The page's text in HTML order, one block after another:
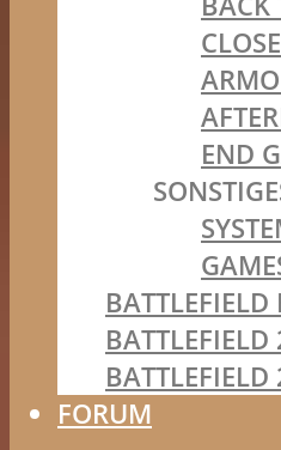
END
BATTLEFIELD
FORUM